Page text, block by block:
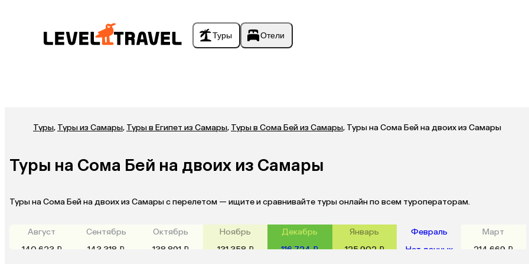
Туры Отели
Туры, Туры из Самары, Туры в Египет из Самары, Туры в Сома Бей из Самары, Туры на Сома Бей на двоих из Самары
Туры на Сома Бей на двоих из Самары
Туры на Сома Бей на двоих из Самары с перелетом — ищите и сравнивайте туры онлайн по всем туроператорам.
Август
140 623 ₽
Сентябрь
143 318 ₽
Октябрь
138 891 ₽
Ноябрь
131 358 ₽
Декабрь
116 724 ₽
Январь
125 902 ₽
Февраль
Нет данных
Март
214 669 ₽